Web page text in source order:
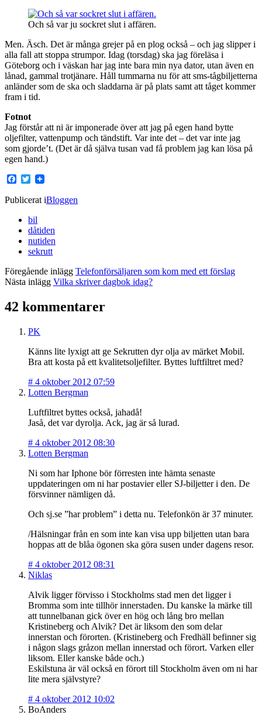
Och så var ju sockret slut i affären.
Men. Äsch. Det är många grejer på en plog också – och jag slipper i
alla fall att stoppa strumpor. Idag (torsdag) ska jag föreläsa i
Göteborg och i väskan har jag inte bara min nya dator, utan även en
lånad, gammal trotjänare. Håll tummarna nu för att sms-tågbiljetterna
anländer som de ska och sladdarna är på plats samt att tåget kommer
fram i tid.
Fotnot
Jag förstår att ni är imponerade över att jag på egen hand bytte
oljefilter, vattenpump och tändstift. Var inte det – det var inte jag
som gjorde’t. (Det är då själva tusan vad få problem jag kan lösa på
egen hand.)
Facebook
Twitter
Publicerat iBloggen
bil
dåtiden
nutiden
sekrutt
Föregående inlägg Telefonförsäljaren som kom med ett förslag
Nästa inlägg Vilka skriver dagbok idag?
42 kommentarer
PK
Känns lite lyxigt att ge Sekrutten dyr olja av märket Mobil.
Bra att kosta på ett kvalitetsoljefilter. Byttes luftfiltret med?
# 4 oktober 2012 07:59
Lotten Bergman
Luftfiltret byttes också, jahadå!
Jaså, det var dyrolja. Ack, jag är så lurad.
# 4 oktober 2012 08:30
Lotten Bergman
Ni som har Iphone bör förresten inte hämta senaste
uppdateringen om ni har postavier eller SJ-biljetter i den. De
försvinner nämligen då.
Och sj.se ”har problem” i detta nu. Telefonkön är 37 minuter.
/Hälsningar från en som inte kan visa upp biljetten utan bara
hoppas att de blåa ögonen ska göra susen under dagens resor.
# 4 oktober 2012 08:31
Niklas
Alvik ligger förvisso i Stockholms stad men det ligger i
Bromma som inte tillhör innerstaden. Du kanske la märke till
att tunnelbanan gick över en hög och lång bro mellan
Kristineberg och Alvik? Det är liksom den som delar
innerstan och förorten. (Kristineberg och Fredhäll befinner sig
i någon slags gråzon mellan innerstad och förort. Varken eller
liksom. Eller kanske både och.)
Eskilstuna är väl också en förort till Stockholm även om ni har
lite mera självstyre?
# 4 oktober 2012 10:02
BoAnders